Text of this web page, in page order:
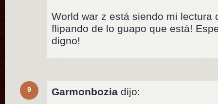
World war z está siendo mi lectura
flipando de lo guapo que está!
digno!
9 Garmonbozia dijo: